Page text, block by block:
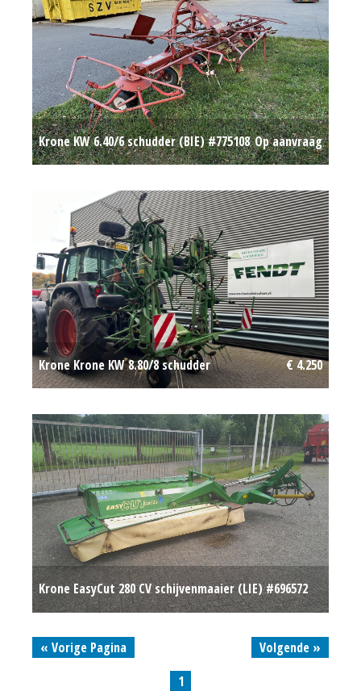
Krone KW 6.40/6 schudder (BIE) #775108 Op aanvraag
Krone Krone KW 8.80/8 schudder € 4.250
Krone EasyCut 280 CV schijvenmaaier (LIE) #696572
« Vorige Pagina
Volgende »
1